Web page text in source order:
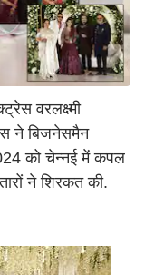
वरलक्ष्मी
ने बिजनेसमैन
को चेन्नई में कपल
ने शिरकत की.